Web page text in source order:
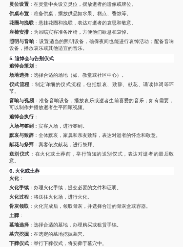
灵位设置：在灵堂中央设立灵位，摆放逝者的遗像或牌位。
供桌布置：准备供桌，摆放供品如水果、糕点、香烛等。
花圈与挽联：悬挂花圈和挽联，表达对逝者的哀思和敬意。
座椅安排：为吊唁宾客准备座椅，方便他们歇息和哀悼。
照明与音响：设置适当的照明设备，确保夜间也能进行哀悼活动；配备音响
设备，播放哀乐或其他适宜的音乐。
5. 追悼会与告别仪式
追悼会策划 ：
场地选择：选择合适的场地（如、教堂或社区中心）。
仪式流程 ：制定详细的仪式流程，包括默哀、致辞、献花、诵读悼词等环
节。
音响与视频：准备音响设备，播放哀乐或逝者生前喜爱的音乐；如有需要，
可以制作并播放逝者生平回顾视频。
追悼会执行：
入场与签到 ：宾客入场，进行签到。
默哀与致辞：全体默哀，家属和亲友致辞，表达对逝者的怀念和敬意。
献花与祭拜：宾客依次献花，进行祭拜。
送别仪式 ：在火化或土葬前，举行简短的送别仪式，表达对逝者的最后敬
意。
6. 火化或土葬
火化：
火化手续：办理火化手续，提交必要的文件和证明。
火化过程：将送往火化场，进行火化。
骨灰领取 ：火化完成后，领取骨灰，并选择合适的骨灰盒或容器。
土葬：
墓地选择：选择合适的墓地，办理购买或租赁手续。
墓穴挖掘：在选定的墓地挖掘墓穴。
下葬仪式：举行下葬仪式，将安葬于墓穴中。